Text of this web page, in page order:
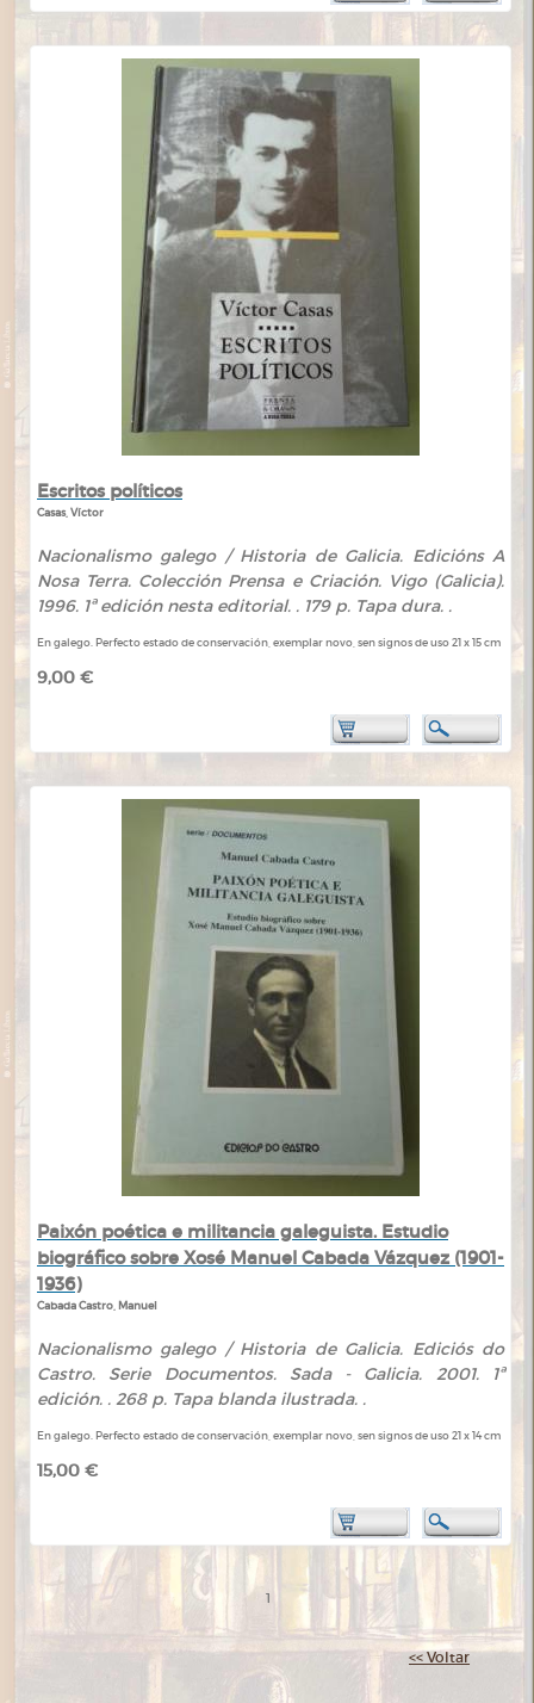
Escritos políticos
Casas, Víctor
Nacionalismo galego / Historia de Galicia. Edicións A
Nosa Terra. Colección Prensa e Criación. Vigo (Galicia).
1996. 1ª edición nesta editorial. . 179 p. Tapa dura. .
En galego. Perfecto estado de conservación, exemplar novo, sen signos de uso 21 x 15 cm
9,00 €
Paixón poética e militancia galeguista. Estudio
biográfico sobre Xosé Manuel Cabada Vázquez (1901-
1936)
Cabada Castro, Manuel
Nacionalismo galego / Historia de Galicia. Ediciós do
Castro. Serie Documentos. Sada - Galicia. 2001. 1ª
edición. . 268 p. Tapa blanda ilustrada. .
En galego. Perfecto estado de conservación, exemplar novo, sen signos de uso 21 x 14 cm
15,00 €
1
<< Voltar